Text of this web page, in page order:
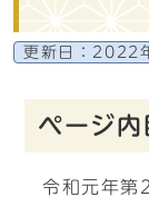
更新日： 2022
ページ内
令和元年第